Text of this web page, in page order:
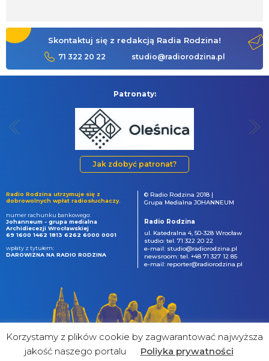
Skontaktuj się z redakcją Radia Rodzina!
71 322 20 22 studio@radiorodzina.pl
Patronaty:
Jak zdobyć patronat?
Radio Rodzina utrzymuje się z
dobrowolnych wpłat radiosłuchaczy.
numer rachunku bankowego:
Johanneum - grupa medialna
Archidiecezji Wrocławskiej
69 1600 1462 1813 6262 6000 0001
wpłaty z tytułem:
DAROWIZNA NA RADIO RODZINA
© Radio Rodzina 2018 |
Grupa Medialna JOHANNEUM
Radio Rodzina
ul. Katedralna 4, 50-328 Wrocław
studio: tel. 71 322 20 22
e-mail: studio@radiorodzina.pl
newsroom: tel. +48 71 327 12 85
e-mail: reporter@radiorodzina.pl
Korzystamy z plików cookie by zagwarantować najwyższa
jakość naszego portalu
Poliyka prywatności